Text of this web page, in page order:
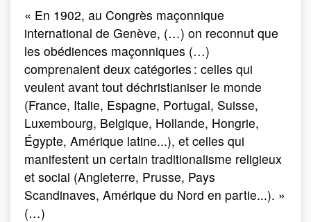
« En 1902, au Congrès maçonnique
international de Genève, (…) on reconnut que
les obédiences maçonniques (…)
comprenaient deux catégories : celles qui
veulent avant tout déchristianiser le monde
(France, Italie, Espagne, Portugal, Suisse,
Luxembourg, Belgique, Hollande, Hongrie,
Égypte, Amérique latine...), et celles qui
manifestent un certain traditionalisme religieux
et social (Angleterre, Prusse, Pays
Scandinaves, Amérique du Nord en partie...). »
(…)